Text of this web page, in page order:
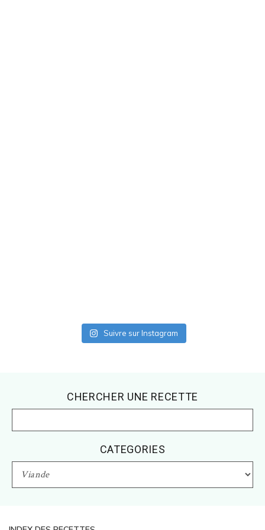
Suivre sur Instagram
CHERCHER UNE RECETTE
CATEGORIES
CATEGORIES